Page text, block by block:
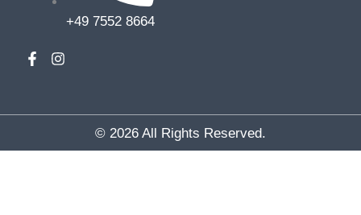
+49 7552 8664
F
b
I
a
© 2026 All Rights Reserved.